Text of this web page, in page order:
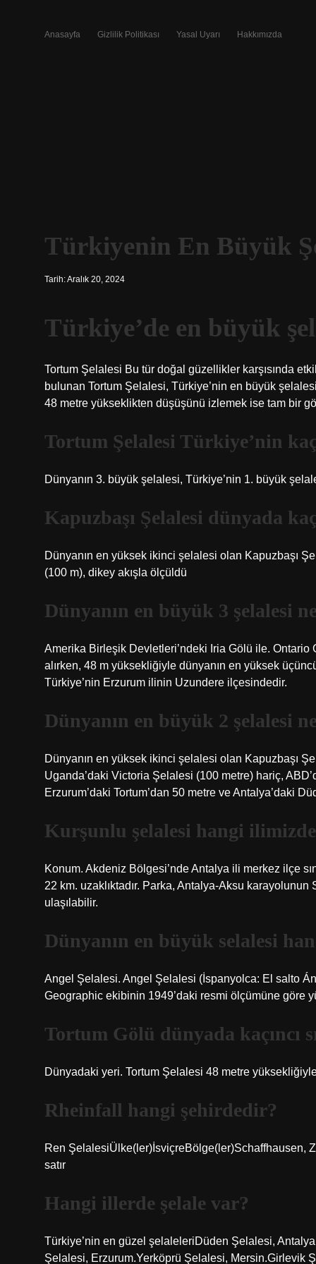
Anasayfa Gizlilik Politikası Yasal Uyarı Hakkımızda
Türkiyenin En Büyük
Tarih: Aralık 20, 2024
Türkiye’de en büyük
Tortum Şelalesi Bu tür doğal güzellikler karşısında
bulunan Tortum Şelalesi, Türkiye’nin en büyük
48 metre yükseklikten düşüşünü izlemek ise tam bir
Tortum Şelalesi Türkiye’nin
Dünyanın 3. büyük şelalesi, Türkiye’nin 1. büyük
Kapuzbaşı Şelalesi dünyada
Dünyanın en yüksek ikinci şelalesi olan Kapuzbaşı
(100 m), dikey akışla ölçüldü
Dünyanın en büyük 3 şelalesi
Amerika Birleşik Devletleri’ndeki Iria Gölü ile.
alırken, 48 m yüksekliğiyle dünyanın en yüksek
Türkiye’nin Erzurum ilinin Uzundere ilçesindedir.
Dünyanın en büyük 2 şelalesi
Dünyanın en yüksek ikinci şelalesi olan Kapuzbaşı
Uganda’daki Victoria Şelalesi (100 metre) hariç,
Erzurum’daki Tortum’dan 50 metre ve Antalya’daki
Kurşunlu şelalesi hangi
Konum. Akdeniz Bölgesi’nde Antalya ili merkez ilçe
22 km. uzaklıktadır. Parka, Antalya-Aksu
ulaşılabilir.
Dünyanın en büyük selalesi
Angel Şelalesi. Angel Şelalesi (İspanyolca: El salto
Geographic ekibinin 1949’daki resmi ölçümüne göre
Tortum Gölü dünyada kaçıncı
Dünyadaki yeri. Tortum Şelalesi 48 metre
Rheinfall hangi şehirdedir?
Ren ŞelalesiÜlke(ler)İsviçreBölge(ler)Schaffhausen,
satır
Hangi illerde şelale var?
Türkiye’nin en güzel şelaleleriDüden Şelalesi,
Şelalesi, Erzurum.Yerköprü Şelalesi, Mersin.Girlevik